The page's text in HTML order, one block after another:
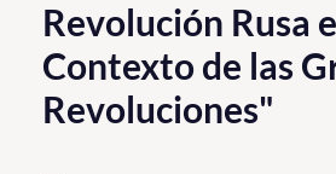
Vinculación con el Medio
Admisión
Revolución Rusa
Contexto de las
Revoluciones"